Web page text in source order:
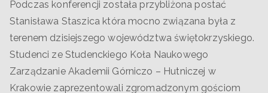
Podczas konferencji została przybliżona postać
Stanisława Staszica która mocno związana była z
terenem dzisiejszego województwa świętokrzyskiego.
Studenci ze Studenckiego Koła Naukowego
Zarządzanie Akademii Górniczo – Hutniczej w
Krakowie zaprezentowali zgromadzonym gościom